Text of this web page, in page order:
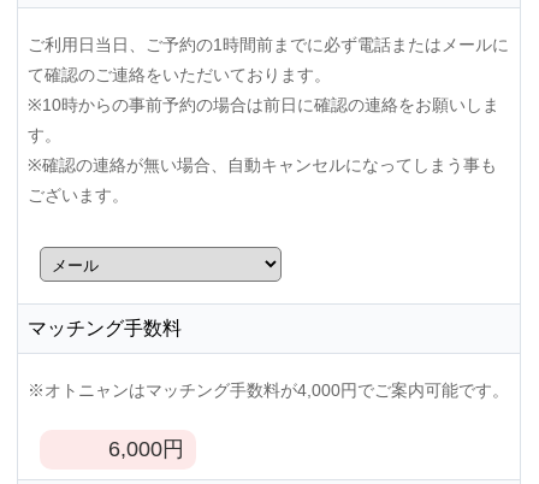
ご利用日当日、ご予約の1時間前までに必ず電話またはメールに
て確認のご連絡をいただいております。
※10時からの事前予約の場合は前日に確認の連絡をお願いしま
す。
※確認の連絡が無い場合、自動キャンセルになってしまう事も
ございます。
マッチング手数料
※オトニャンはマッチング手数料が4,000円でご案内可能です。
6,000円